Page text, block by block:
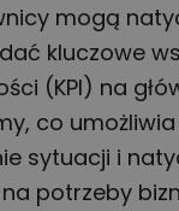
mogą
kluczowe
(KPI) na
co umożliwia
sytuacji i
potrzeby